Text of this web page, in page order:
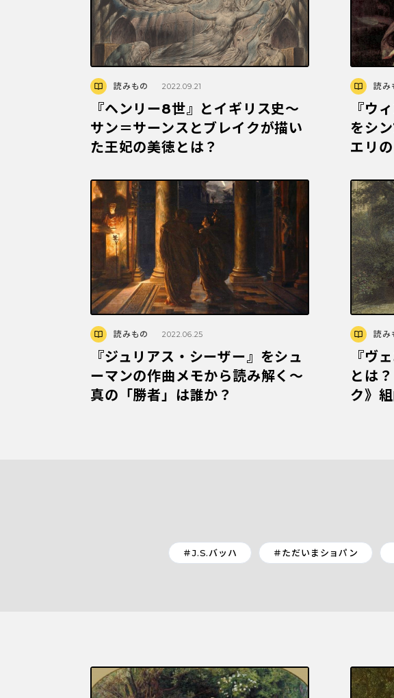
読みもの 2022.09.21
『ヘンリー8世』とイギリス史～
サン＝サーンスとブレイクが描い
た王妃の美徳とは？
読み
『ウ
をシ
エリ
読みもの 2022.06.25
『ジュリアス・シーザー』をシュ
ーマンの作曲メモから読み解く〜
真の「勝者」は誰か？
読み
『ヴ
とは
ク》
＃J.S.バッハ ＃ただいまショパン